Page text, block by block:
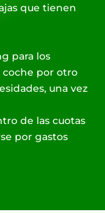
que tienen
para los
coche por otro
una vez
de las cuotas
por gastos